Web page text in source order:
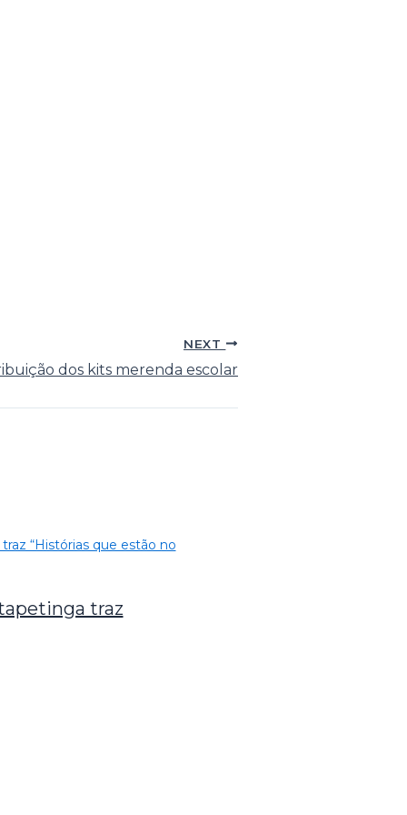
NEXT
dos kits merenda escolar
traz